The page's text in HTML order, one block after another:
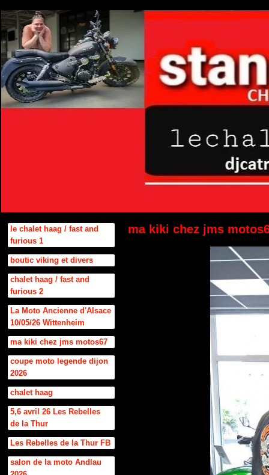
le chalet haag / fast and
furious 1
boutic viking et divers
chalet haag / fast and
furious 2
La Moto Ancienne d'Alsace
10/05/26 Wittenheim
ma kiki chez jms motos67
coupe moto legende dijon
2026
chalet haag
5,6 avril 26 Les Rebelles
de la Thur
Les Rebelles de la Thur FB
salon de la moto Andlau
ma kiki chez jms